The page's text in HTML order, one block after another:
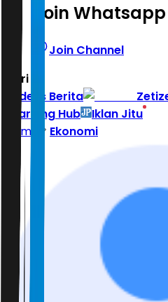
Join
Join Channel
Hari ini
Indeks Berita
Learning Hub
Iklan Jitu
Home
Ekonomi